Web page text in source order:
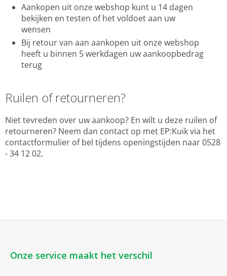
Aankopen uit onze webshop kunt u 14 dagen
bekijken en testen of het voldoet aan uw
wensen
Bij retour van aan aankopen uit onze webshop
heeft u binnen 5 werkdagen uw aankoopbedrag
terug
Ruilen of retourneren?
Niet tevreden over uw aankoop? En wilt u deze ruilen of
retourneren? Neem dan contact op met EP:Kuik via het
contactformulier of bel tijdens openingstijden naar 0528
- 34 12 02.
Onze service maakt het verschil